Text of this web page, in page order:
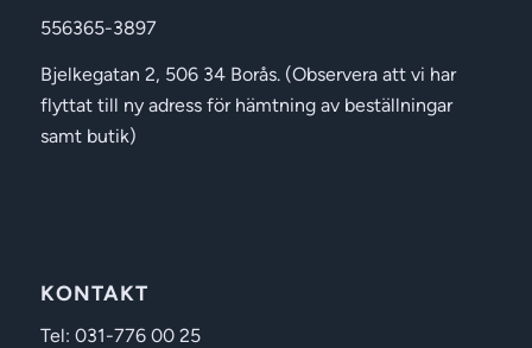
556365-3897
Bjelkegatan 2, 506 34 Borås. (Observera att vi har
flyttat till ny adress för hämtning av beställningar
samt butik)
KONTAKT
Tel: 031-776 00 25